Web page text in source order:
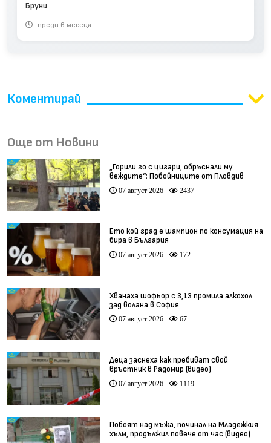
Бруни
преди 6 месеца
Коментирай
Още от Новини
„Горили го с цигари, обръснали му
веждите“: Побойниците от Пловдив
остават в ареста (видео)
07 август 2026 2437
Ето кой град е шампион по консумация на
бира в България
07 август 2026 172
Хванаха шофьор с 3,13 промила алкохол
зад волана в София
07 август 2026 67
Деца заснеха как пребиват свой
връстник в Радомир (видео)
07 август 2026 1119
Побоят над мъжа, починал на Младежкия
хълм, продължил повече от час (видео)